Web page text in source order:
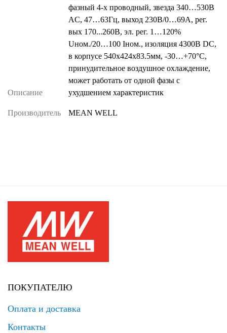
Описание
фазный 4-х проводный, звезда 340…530В
AC, 47…63Гц, выход 230В/0…69A, рег.
вых 170...260В, эл. рег. 1…120%
Uном./20…100 Iном., изоляция 4300В DC,
в корпусе 540х424х83.5мм, -30…+70°С,
принудительное воздушное охлаждение,
может работать от одной фазы с
ухудшением характеристик
Производитель MEAN WELL
ПОКУПАТЕЛЮ
Оплата и доставка
Контакты